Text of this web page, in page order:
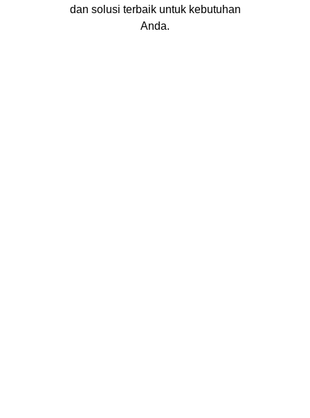
dan solusi terbaik untuk kebutuhan
Anda.